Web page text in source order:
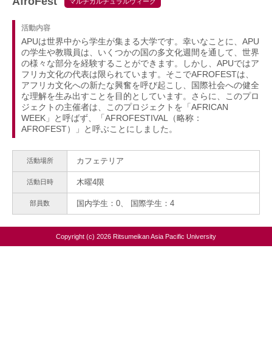
活動内容
APUは世界中から学生が集まる大学です。幸いなことに、APU
の学生や教職員は、いくつかの国の多文化週間を通して、世界
の様々な部分を経験することができます。しかし、APUではア
フリカ文化の代表は限られています。そこでAFROFESTは、
アフリカ文化への新たな興奮を呼び起こし、国際社会への健全
な理解を生み出すことを目的としています。さらに、このプロ
ジェクトの主催者は、このプロジェクトを「AFRICAN
WEEK」と呼ばず、「AFROFESTIVAL（略称：
AFROFEST）」と呼ぶことにしました。
活動場所 カフェテリア
活動日時 木曜4限
部員数 国内学生：0、 国際学生：4
Copyright (c) 2026 Ritsumeikan Asia Pacific University